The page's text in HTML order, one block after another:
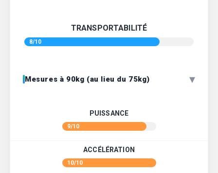
TRANSPORTABILITÉ
8/10
Mesures à 90kg (au lieu du 75kg) ▾
PUISSANCE
9/10
ACCÉLÉRATION
10/10